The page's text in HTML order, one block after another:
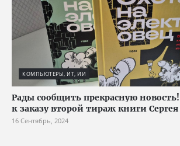
КОМПЬЮТЕРЫ, ИТ, ИИ
Рады сообщить прекрасную
к заказу второй тираж книги
16 Сентябрь, 2024